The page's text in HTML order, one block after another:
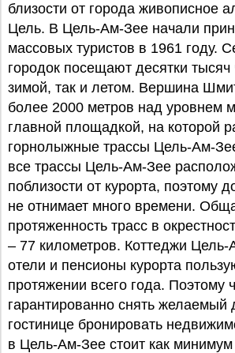
близости от города живописное
Цель. В Цель-Ам-Зее начали
массовых туристов в 1961 году.
городок посещают десятки тысяч
зимой, так и летом. Вершина
более 2000 метров над уровнем
главной площадкой, на которой
горнолыжные трассы Цель-Ам-
все трассы Цель-Ам-Зее
поблизости от курорта, поэтому
не отнимает много времени.
протяженность трасс в
– 77 километров. Коттеджи
отели и пенсионы курорта
протяжении всего года. Поэтому
гарантированно снять
гостинице бронировать
в Цель-Ам-Зее стоит как